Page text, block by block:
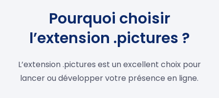
Pourquoi choisir
l’extension .pictures ?
L’extension .pictures est un excellent choix pour
lancer ou développer votre présence en ligne.